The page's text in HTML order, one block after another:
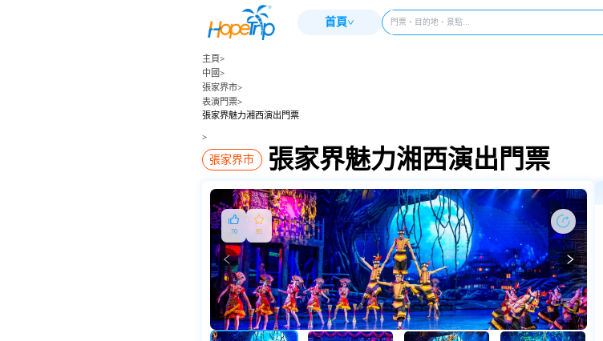
首頁
主頁>
中國>
張家界市>
表演門票>
張家界魅力湘西演出門票
>
張家界市 張家界魅力湘西演出門票
70 95